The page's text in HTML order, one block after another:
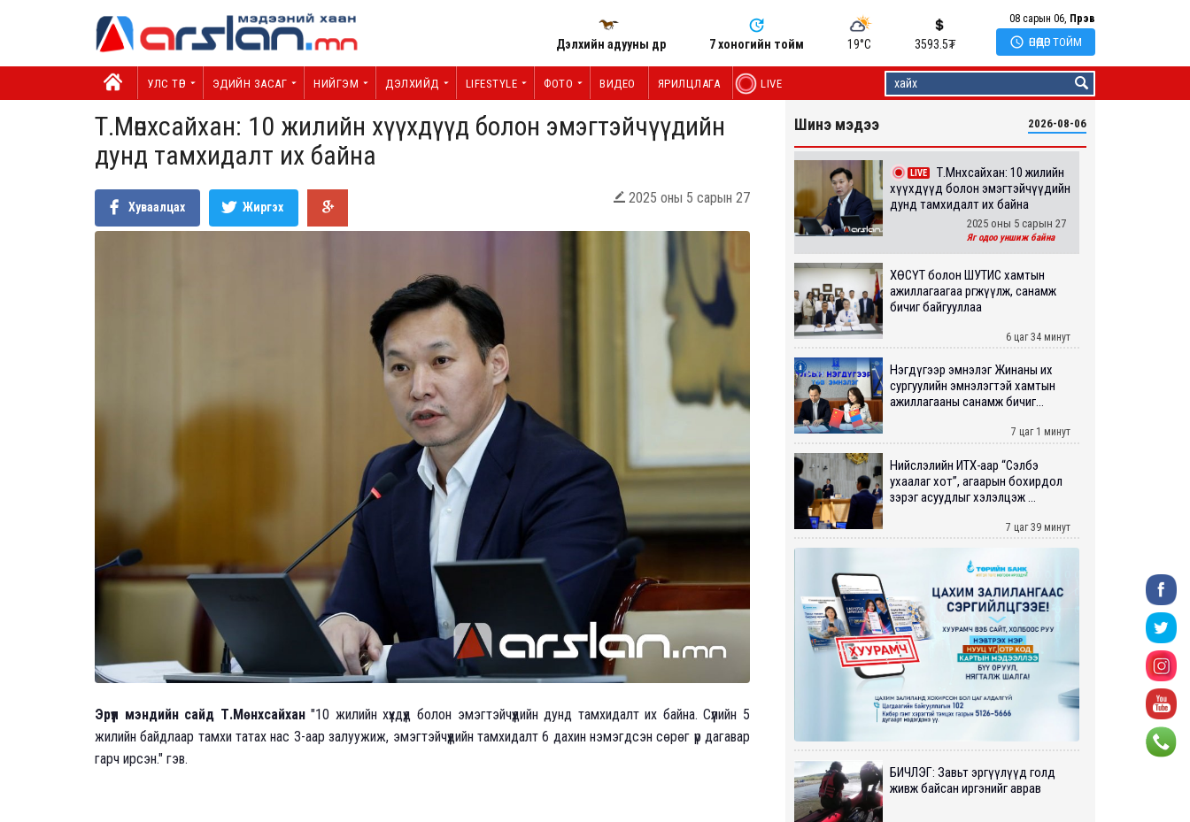
Дэлхийн адууны өдөр 7 хоногийн тойм 19°C 3593.5₮
08 сарын 06, Пүрэв
 ӨНӨӨДӨР ТОЙМ
УЛС ТӨР ЭДИЙН ЗАСАГ НИЙГЭМ ДЭЛХИЙД LIFESTYLE ФОТО ВИДЕО ЯРИЛЦЛАГА LIVE
Т.Мөнхсайхан: 10 жилийн хүүхдүүд болон эмэгтэйчүүдийн
дунд тамхидалт их байна
Хуваалцах Жиргэх
 2025 оны 5 сарын 27
Эрүүл мэндийн сайд Т.Мөнхсайхан"10 жилийн хүүхдүүд болон эмэгтэйчүүдийн дунд тамхидалт их байна. Сүүлийн 5
жилийн байдлаар тамхи татах нас 3-аар залуужиж, эмэгтэйчүүдийн тамхидалт 6 дахин нэмэгдсэн сөрөг үр дагавар
гарч ирсэн." гэв.
Шинэ мэдээ 2026-08-06
LIVE
Т.Мөнхсайхан: 10 жилийн
хүүхдүүд болон эмэгтэйчүүдийн
дунд тамхидалт их байна
2025 оны 5 сарын 27
Яг одоо уншиж байна
ХӨСҮТ болон ШУТИС хамтын
ажиллагаагаа өргөжүүлж, санамж
бичиг байгууллаа
6 цаг 34 минут
Нэгдүгээр эмнэлэг Жинаны их
сургуулийн эмнэлэгтэй хамтын
ажиллагааны санамж бичиг...
7 цаг 1 минут
Нийслэлийн ИТХ-аар “Сэлбэ
ухаалаг хот”, агаарын бохирдол
зэрэг асуудлыг хэлэлцэж ...
7 цаг 39 минут
БИЧЛЭГ: Завьт эргүүлүүд голд
живж байсан иргэнийг аврав